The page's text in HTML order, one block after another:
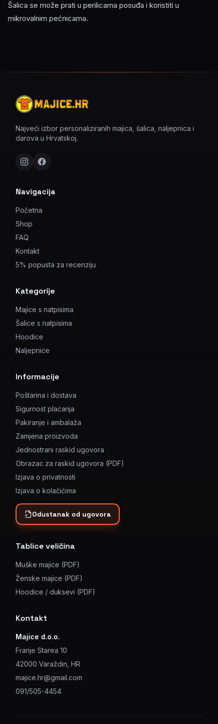
Šalica se može prati u perilicama posuđa i koristiti u
mikrovalnim pećnicama.
Najveći izbor personaliziranih majica, šalica, naljepnica i
darova u Hrvatskoj.
Navigacija
Početna
Shop
FAQ
Kontakt
5% popusta za recenziju
Kategorije
Majice s natpisima
Šalice s natpisima
Hoodice
Naljepnice
Informacije
Poštarina i dostava
Sigurnost plaćanja
Pakiranje i ambalaža
Zamjena proizvoda
Jednostrani raskid ugovora
Obrazac za raskid ugovora (PDF)
Izjava o privatnosti
Izjava o kolačićima
Odustanak od ugovora
Tablice veličina
Muške majice (PDF)
Ženske majice (PDF)
Hoodice / duksevi (PDF)
Kontakt
Majice d.o.o.
Franje Starea 10
42000 Varaždin, HR
majice.hr@gmail.com
091/505-4454